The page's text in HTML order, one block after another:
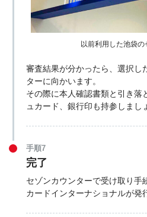
以前利用した池袋
審査結果が分かったら、選択し
ターに向かいます。
その際に本人確認書類と引き落
ュカード、銀行印も持参しまし
手順7
完了
セゾンカウンターで受け取り手
カードインターナショナルが発